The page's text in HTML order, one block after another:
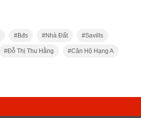
Bđs Nhà Đất Savills
Đỗ Thị Thu Hằng Căn Hộ Hạng A